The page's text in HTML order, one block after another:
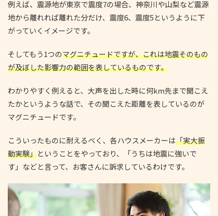
例えば、震源地が東京で震度7の場合、神奈川や山梨など震源
地から離れれば離れた分だけ、震度6、震度5というように下
がっていくイメージです。
そしてもう1つのマグニチュードですが、これは地震そのもの
が及ぼした影響力の範囲を表しているものです。
わかりやすく例えると、大声を出した時に何km先まで聞こえ
たかというような話で、その聞こえた距離を表しているのが
マグニチュードです。
こういったものに耐えるべく、各ハウスメーカーは「実大振
動実験」ということをやっており、「うちは地震に強いで
す」などと言って、お客さんに訴求しているわけです。